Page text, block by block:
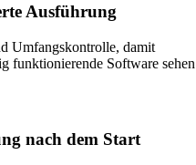
Ausführung
Umfangskontrolle, damit
funktionierende Software
nach dem Start